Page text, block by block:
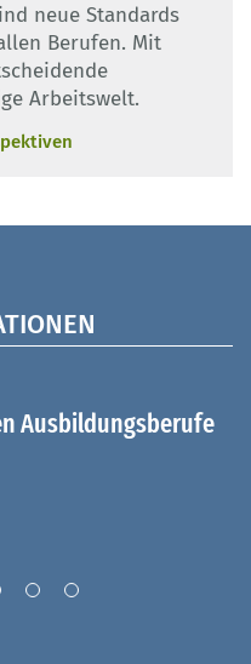
neue Standards
Berufen. Mit
Arbeitswelt.
Ausbildungsberufe